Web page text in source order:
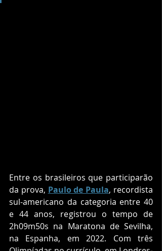
Entre os brasileiros que participarão
da prova, Paulo de Paula, recordista
sul-americano da categoria entre 40
e 44 anos, registrou o tempo de
2h09m50s na Maratona de Sevilha,
na Espanha, em 2022. Com três